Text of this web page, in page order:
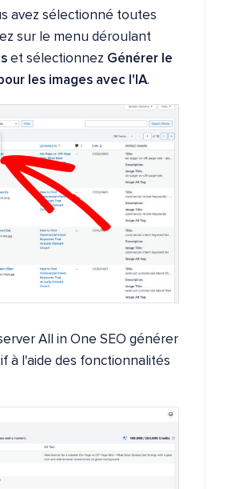
avez sélectionné toutes
sur le menu déroulant
et sélectionnez Générer le
les images avec l'IA.
All in One SEO générer
à l'aide des fonctionnalités